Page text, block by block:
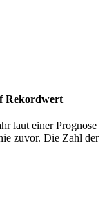
Rekordwert
laut einer Prognose
zuvor. Die Zahl der